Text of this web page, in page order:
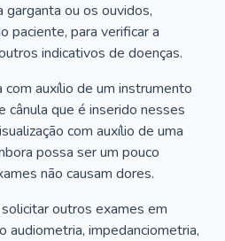
garganta ou os ouvidos,
paciente, para verificar a
indicativos de doenças.
com auxílio de um instrumento
que é inserido nesses
com auxílio de uma
possa ser um pouco
não causam dores.
outros exames em
audiometria, impedanciometria,